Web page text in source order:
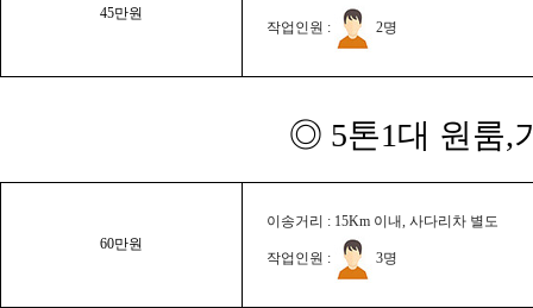
45만원
작업인원 : 2명
◎ 5톤1대 원룸,
60만원
이송거리 : 15Km 이내, 사다리차 별도
작업인원 : 3명